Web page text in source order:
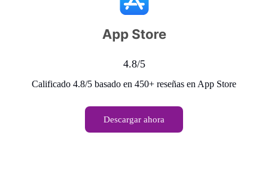
4.8/5
Calificado 4.8/5 basado en 450+ reseñas en App Store
Descargar ahora